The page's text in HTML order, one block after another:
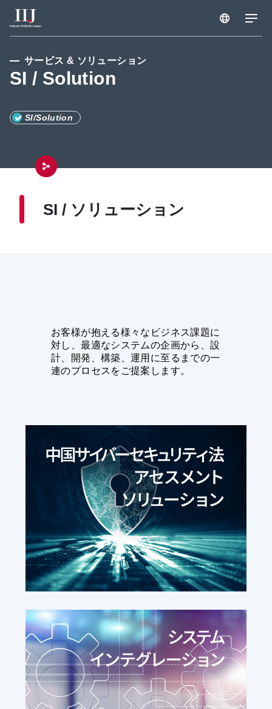
サービス & ソリューション
お知らせ
サービス & ソリューション
SI / Solution
SI/Solution
SI / ソリューション
お客様が抱える様々なビジネス課題に
対し、最適なシステムの企画から、設
計、開発、構築、運用に至るまでの一
連のプロセスをご提案します。